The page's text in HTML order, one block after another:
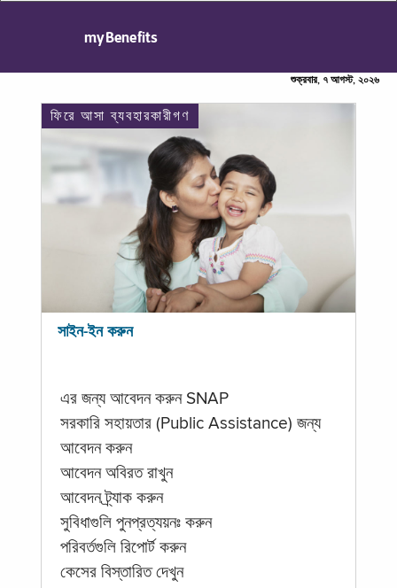
myBenefits
শুক্রবার, ৭ আগস্ট, ২০২৬
ফিরে আসা ব্যবহারকারীগণ
সাইন-ইন করুন
এর জন্য আবেদন করুন SNAP
সরকারি সহায়তার (Public Assistance) জন্য
আবেদন করুন
আবেদন অবিরত রাখুন
আবেদন ট্র্যাক করুন
সুবিধাগুলি পুনপ্রত্যয়নঃ করুন
পরিবর্তগুলি রিপোর্ট করুন
কেসের বিস্তারিত দেখুন